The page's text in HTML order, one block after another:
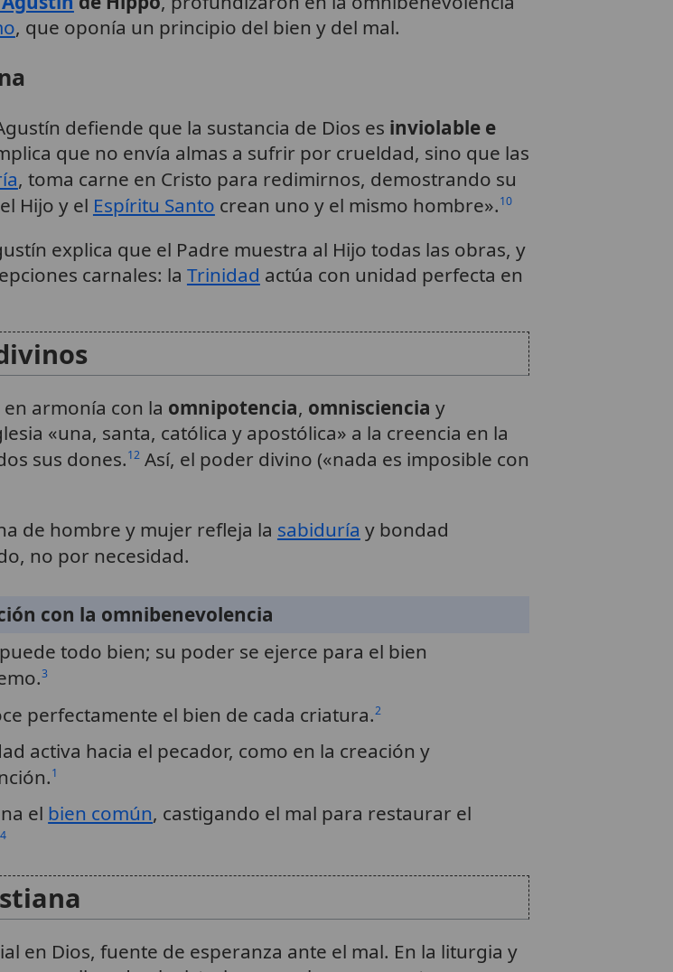
, que oponía un principio del bien y del mal.
defiende que la sustancia de Dios es inviolable e
que no envía almas a sufrir por crueldad, sino que las
, toma carne en Cristo para redimirnos, demostrando su
Hijo y el Espíritu Santo crean uno y el mismo hombre».10
explica que el Padre muestra al Hijo todas las obras, y
carnales: la Trinidad actúa con unidad perfecta en
armonía con la omnipotencia, omnisciencia y
«una, santa, católica y apostólica» a la creencia en la
sus dones.12Así, el poder divino («nada es imposible con
de hombre y mujer refleja la sabiduría y bondad
no por necesidad.
con la omnibenevolencia
todo bien; su poder se ejerce para el bien
3
perfectamente el bien de cada criatura.2
activa hacia el pecador, como en la creación y
1
el bien común, castigando el mal para restaurar el
4
en Dios, fuente de esperanza ante el mal. En la liturgia y